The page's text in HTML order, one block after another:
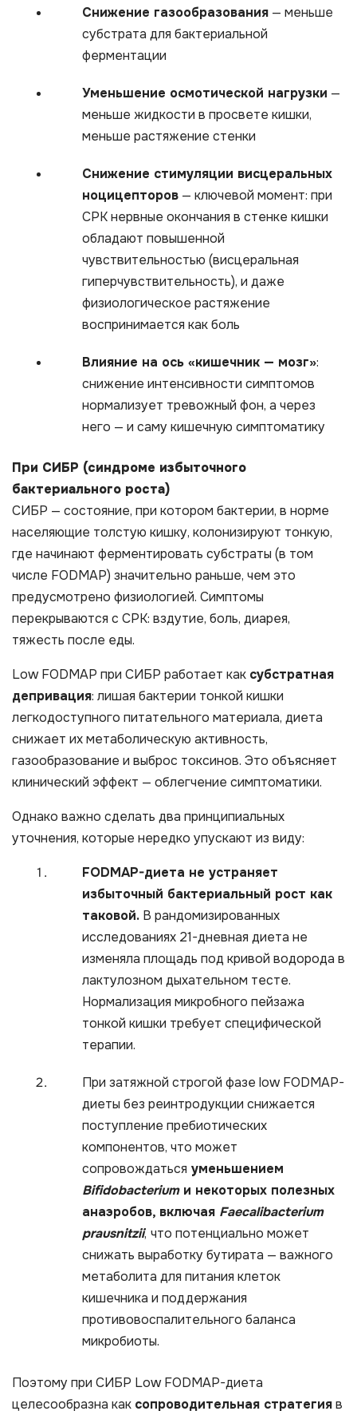
Снижение газообразования — меньше
субстрата для бактериальной
ферментации
Уменьшение осмотической нагрузки —
меньше жидкости в просвете кишки,
меньше растяжение стенки
Снижение стимуляции висцеральных
ноцицепторов — ключевой момент: при
СРК нервные окончания в стенке кишки
обладают повышенной
чувствительностью (висцеральная
гиперчувствительность), и даже
физиологическое растяжение
воспринимается как боль
Влияние на ось «кишечник — мозг»:
снижение интенсивности симптомов
нормализует тревожный фон, а через
него — и саму кишечную симптоматику
При СИБР (синдроме избыточного
бактериального роста)
СИБР — состояние, при котором бактерии, в норме
населяющие толстую кишку, колонизируют тонкую,
где начинают ферментировать субстраты (в том
числе FODMAP) значительно раньше, чем это
предусмотрено физиологией. Симптомы
перекрываются с СРК: вздутие, боль, диарея,
тяжесть после еды.
Low FODMAP при СИБР работает как субстратная
депривация: лишая бактерии тонкой кишки
легкодоступного питательного материала, диета
снижает их метаболическую активность,
газообразование и выброс токсинов. Это объясняет
клинический эффект — облегчение симптоматики.
Однако важно сделать два принципиальных
уточнения, которые нередко упускают из виду:
FODMAP-диета не устраняет
избыточный бактериальный рост как
таковой. В рандомизированных
исследованиях 21-дневная диета не
изменяла площадь под кривой водорода в
лактулозном дыхательном тесте.
Нормализация микробного пейзажа
тонкой кишки требует специфической
терапии.
При затяжной строгой фазе low FODMAP-
диеты без реинтродукции снижается
поступление пребиотических
компонентов, что может
сопровождаться уменьшением
Bifidobacteriumи некоторых полезных
анаэробов, включая Faecalibacterium
prausnitzii, что потенциально может
снижать выработку бутирата — важного
метаболита для питания клеток
кишечника и поддержания
противовоспалительного баланса
микробиоты.
Поэтому при СИБР Low FODMAP-диета
целесообразна как сопроводительная стратегияв